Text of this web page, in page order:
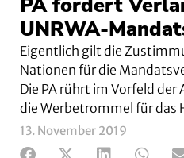
UNRWA-
Eigentlich gilt die
Nationen für die
Die PA rührt im Vorfeld
die Werbetrommel für das
13. November 2019